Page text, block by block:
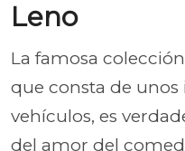
Leno
La famosa
que consta de unos
vehículos, es
del amor del